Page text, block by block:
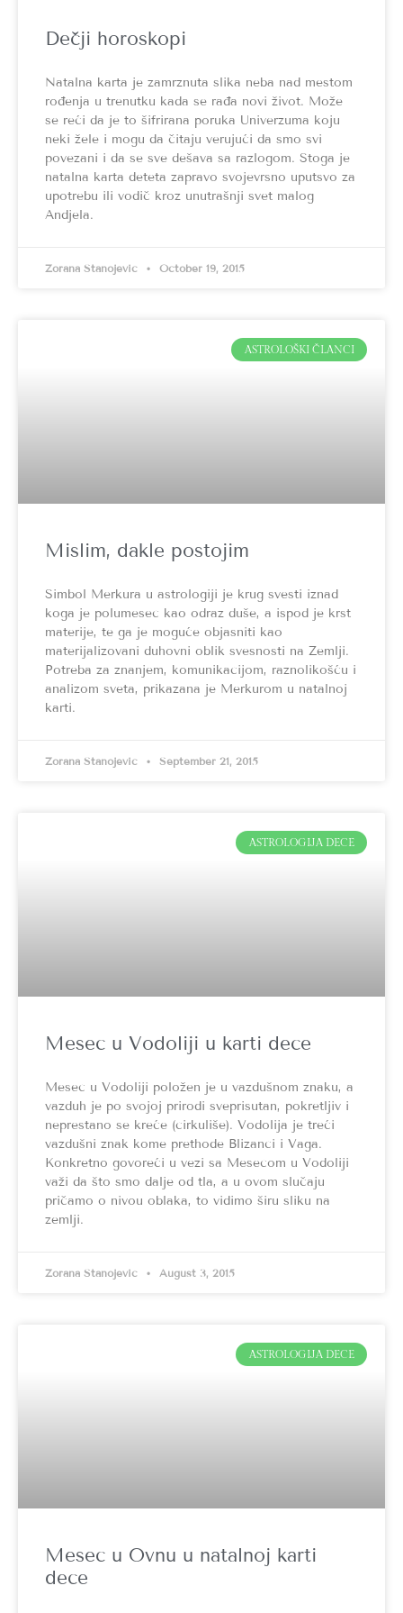
Dečji horoskopi
Natalna karta je zamrznuta slika neba nad mestom
rođenja u trenutku kada se rađa novi život. Može
se reći da je to šifrirana poruka Univerzuma koju
neki žele i mogu da čitaju verujući da smo svi
povezani i da se sve dešava sa razlogom. Stoga je
natalna karta deteta zapravo svojevrsno uputsvo za
upotrebu ili vodič kroz unutrašnji svet malog
Andjela.
Zorana Stanojević October 19, 2015
ASTROLOŠKI ČLANCI
Mislim, dakle postojim
Simbol Merkura u astrologiji je krug svesti iznad
koga je polumesec kao odraz duše, a ispod je krst
materije, te ga je moguće objasniti kao
materijalizovani duhovni oblik svesnosti na Zemlji.
Potreba za znanjem, komunikacijom, raznolikošću i
analizom sveta, prikazana je Merkurom u natalnoj
karti.
Zorana Stanojević September 21, 2015
ASTROLOGIJA DECE
Mesec u Vodoliji u karti dece
Mesec u Vodoliji položen je u vazdušnom znaku, a
vazduh je po svojoj prirodi sveprisutan, pokretljiv i
neprestano se kreće (cirkuliše). Vodolija je treći
vazdušni znak kome prethode Blizanci i Vaga.
Konkretno govoreći u vezi sa Mesecom u Vodoliji
važi da što smo dalje od tla, a u ovom slučaju
pričamo o nivou oblaka, to vidimo širu sliku na
zemlji.
Zorana Stanojević August 3, 2015
ASTROLOGIJA DECE
Mesec u Ovnu u natalnoj karti
dece